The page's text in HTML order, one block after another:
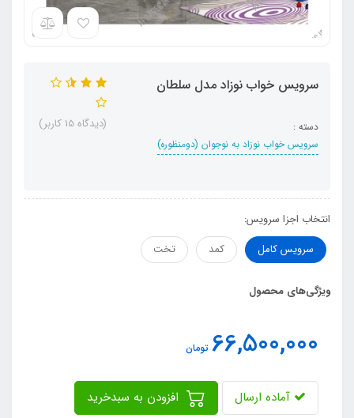
سرویس خواب نوزاد مدل سلطان
دسته :
سرویس خواب نوزاد به نوجوان (دومنظوره)
(دیدگاه 15 کاربر)
انتخاب اجزا سرویس:
سرویس کامل
کمد تخت
ویژگی‌های محصول
66,500,000 تومان
آماده ارسال